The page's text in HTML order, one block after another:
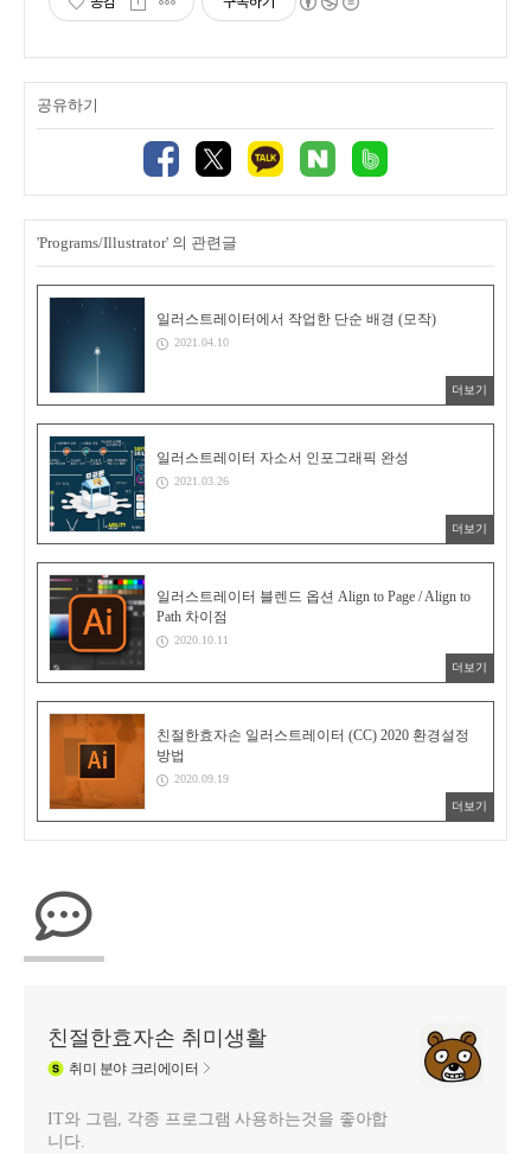
공유하기
'Programs/Illustrator' 의 관련글
일러스트레이터에서 작업한 단순 배경 (모작)
2021.04.10
더보기
일러스트레이터 자소서 인포그래픽 완성
2021.03.26
더보기
일러스트레이터 블렌드 옵션 Align to Page / Align to
Path 차이점
2020.10.11
더보기
친절한효자손 일러스트레이터 (CC) 2020 환경설정
방법
2020.09.19
더보기
친절한효자손 취미생활
취미 분야 크리에이터
IT와 그림, 각종 프로그램 사용하는것을 좋아합
니다.